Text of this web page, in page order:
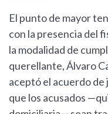
El punto de mayor
con la presencia del
la modalidad de
querellante, Álvaro
aceptó el acuerdo
que los acusados